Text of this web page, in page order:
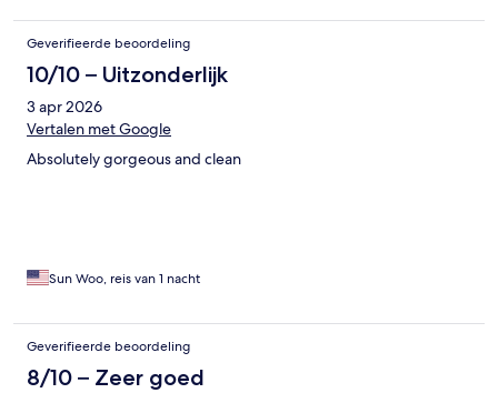
drive away. Highly recommend this for anyone looking for a
beautiful, quiet escape!"
Geverifieerde beoordeling
10/10 – Uitzonderlijk
3 apr 2026
Vertalen met Google
Absolutely gorgeous and clean
Sun Woo, reis van 1 nacht
Geverifieerde beoordeling
8/10 – Zeer goed